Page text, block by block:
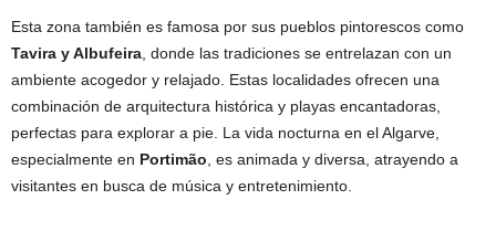
Esta zona también es famosa por sus pueblos pintorescos como
Tavira y Albufeira, donde las tradiciones se entrelazan con un
ambiente acogedor y relajado. Estas localidades ofrecen una
combinación de arquitectura histórica y playas encantadoras,
perfectas para explorar a pie. La vida nocturna en el Algarve,
especialmente en Portimão, es animada y diversa, atrayendo a
visitantes en busca de música y entretenimiento.